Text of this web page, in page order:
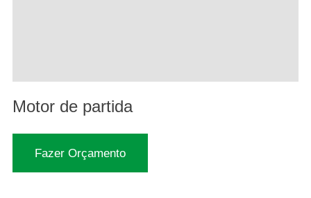
Motor de partida
Fazer Orçamento